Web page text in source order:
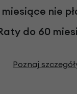
miesiące nie
do 60
Poznaj